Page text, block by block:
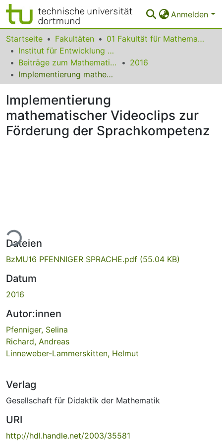
Anmelden
Bereiche & Sammlungen
Das gesamte Repositorium
Statistiken
FAQ
Leitlinien
Zurück zur Startseite
Startseite Fakultäten
01 Fakultät für Mathematik
Institut für Entwicklung und Erforschung des Mathematikunterrichts
Beiträge zum Mathematikunterricht
2016
Implementierung mathematischer Videoclips zur Förderung der Sprachkompetenz
Implementierung
mathematischer Videoclips zur
Förderung der Sprachkompetenz
Dateien
BzMU16 PFENNIGER SPRACHE.pdf (55.04 KB)
Datum
2016
Autor:innen
Pfenniger, Selina
Richard, Andreas
Linneweber-Lammerskitten, Helmut
Verlag
Gesellschaft für Didaktik der Mathematik
URI
http://hdl.handle.net/2003/35581